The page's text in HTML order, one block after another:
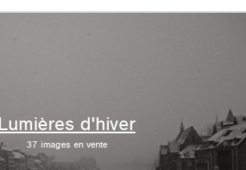
Lumières d'hiver
37 images en vente